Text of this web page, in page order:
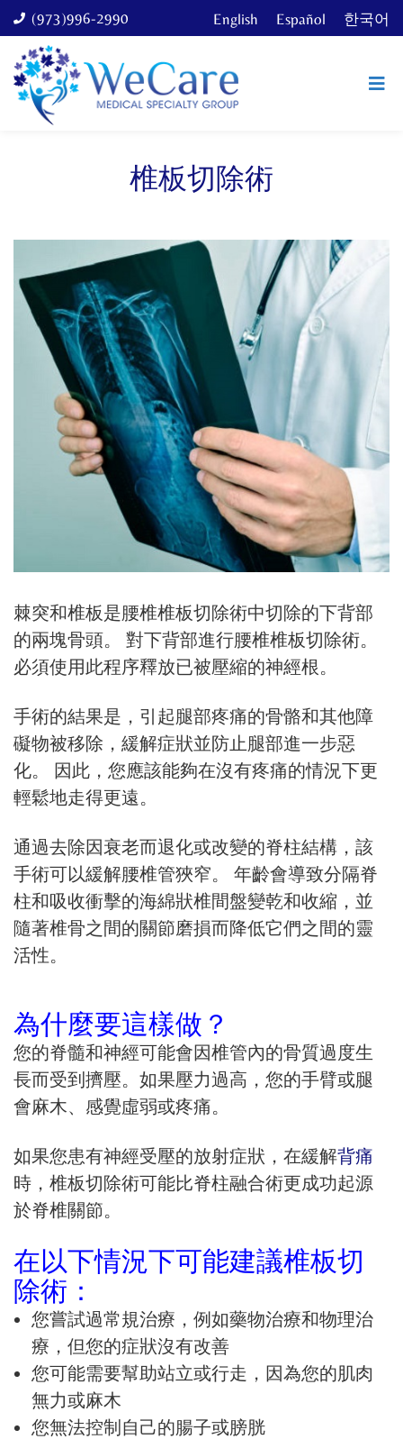
(973)996-2990 English Español 한국어
椎板切除術
棘突和椎板是腰椎椎板切除術中切除的下背部
的兩塊骨頭。 對下背部進行腰椎椎板切除術。
必須使用此程序釋放已被壓縮的神經根。
手術的結果是，引起腿部疼痛的骨骼和其他障
礙物被移除，緩解症狀並防止腿部進一步惡
化。 因此，您應該能夠在沒有疼痛的情況下更
輕鬆地走得更遠。
通過去除因衰老而退化或改變的脊柱結構，該
手術可以緩解腰椎管狹窄。 年齡會導致分隔脊
柱和吸收衝擊的海綿狀椎間盤變乾和收縮，並
隨著椎骨之間的關節磨損而降低它們之間的靈
活性。
為什麼要這樣做？
您的脊髓和神經可能會因椎管內的骨質過度生
長而受到擠壓。如果壓力過高，您的手臂或腿
會麻木、感覺虛弱或疼痛。
如果您患有神經受壓的放射症狀，在緩解背痛
時，椎板切除術可能比脊柱融合術更成功起源
於脊椎關節。
在以下情況下可能建議椎板切
除術：
您嘗試過常規治療，例如藥物治療和物理治
療，但您的症狀沒有改善
您可能需要幫助站立或行走，因為您的肌肉
無力或麻木
您無法控制自己的腸子或膀胱